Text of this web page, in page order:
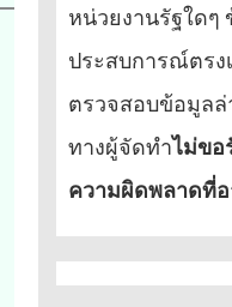
หน่วยงานรัฐใดๆ
ประสบการณ์ตรง
ตรวจสอบข้อมูลล่
ทางผู้จัดทำไม่ขอ
ความผิดพลาดที่